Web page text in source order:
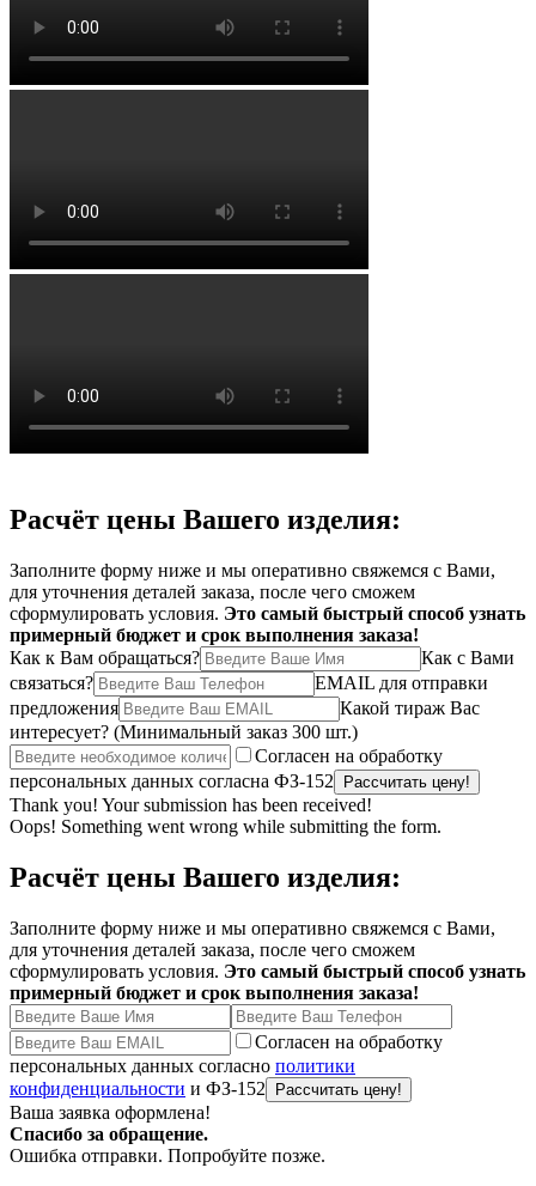
Расчёт цены Вашего изделия:
Заполните форму ниже и мы оперативно свяжемся с Вами,
для уточнения деталей заказа, после чего сможем
сформулировать условия. Это самый быстрый способ узнать
примерный бюджет и срок выполнения заказа!
Как к Вам обращаться?
Как с Вами
связаться?
EMAIL для отправки
предложения
Какой тираж Вас
интересует? (Минимальный заказ 300 шт.)
Согласен на обработку
персональных данных согласна ФЗ-152
Thank you! Your submission has been received!
Oops! Something went wrong while submitting the form.
Расчёт цены Вашего изделия:
Заполните форму ниже и мы оперативно свяжемся с Вами,
для уточнения деталей заказа, после чего сможем
сформулировать условия. Это самый быстрый способ узнать
примерный бюджет и срок выполнения заказа!
Согласен на обработку
персональных данных согласно политики
конфиденциальности и ФЗ-152
Ваша заявка оформлена!
Спасибо за обращение.
Ошибка отправки. Попробуйте позже.